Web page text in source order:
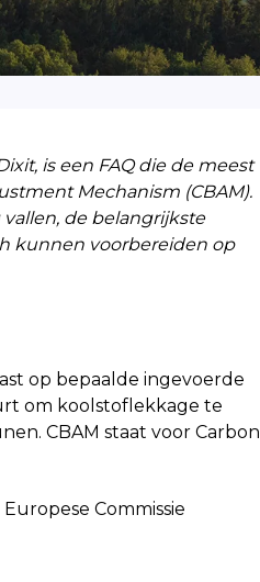
is een FAQ die de meest
Mechanism (CBAM).
de belangrijkste
kunnen voorbereiden op
op bepaalde ingevoerde
om koolstoflekkage te
CBAM staat voor Carbon
Commissie